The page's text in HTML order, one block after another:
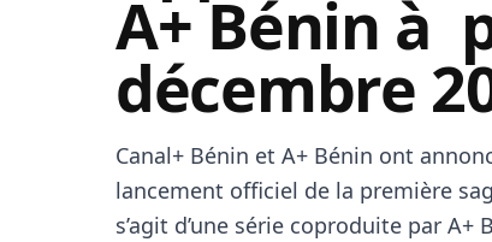
A+ Bénin à
décembre
Canal+ Bénin et A+ Bénin ont
lancement officiel de la première
s’agit d’une série coproduite par A+